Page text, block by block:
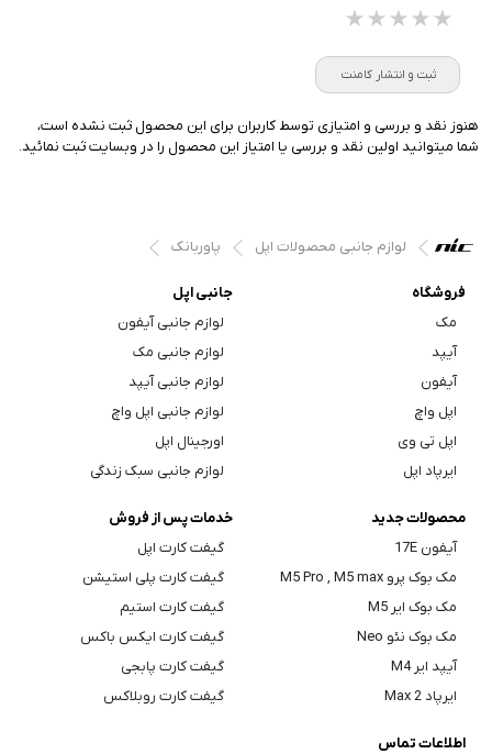
★★★★★
★★★★★
★★★★★
ثبت و انتشار کامنت
هنوز نقد و بررسی و امتیازی توسط کاربران برای این محصول ثبت نشده است،
شما میتوانید اولین نقد و بررسی یا امتیاز این محصول را در وبسایت ثبت نمائید.
لوازم جانبی محصولات اپل پاوربانک
فروشگاه
مک
آیپد
آیفون
اپل واچ
اپل تی وی
ایرپاد اپل
جانبی اپل
لوازم جانبی آیفون
لوازم جانبی مک
لوازم جانبی آیپد
لوازم جانبی اپل واچ
اورجینال اپل
لوازم جانبی سبک زندگی
محصولات جدید
آیفون 17E
مک بوک پرو M5 Pro , M5 max
مک بوک ایر M5
مک بوک نئو Neo
آیپد ایر M4
ایرپاد Max 2
خدمات پس از فروش
گیفت کارت اپل
گیفت کارت پلی استیشن
گیفت کارت استیم
گیفت کارت ایکس باکس
گیفت کارت پابجی
گیفت کارت روبلاکس
اطلاعات تماس